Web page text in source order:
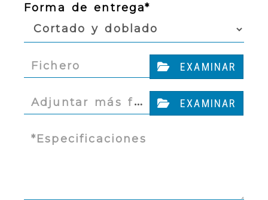
Forma de entrega*
Fichero EXAMINAR
…
Adjuntar más f
icheros
EXAMINAR